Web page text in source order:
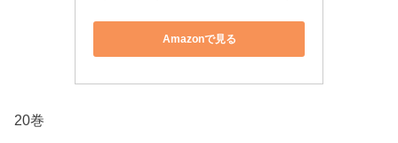
Amazonで見る
20巻